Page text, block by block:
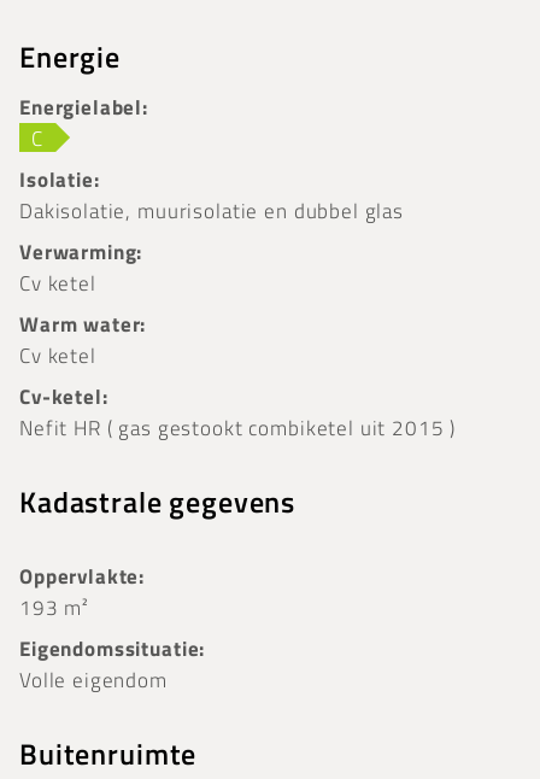
Energie
Energielabel:
C
Isolatie:
Dakisolatie, muurisolatie en dubbel glas
Verwarming:
Cv ketel
Warm water:
Cv ketel
Cv-ketel:
Nefit HR ( gas gestookt combiketel uit 2015 )
Kadastrale gegevens
Oppervlakte:
193 m²
Eigendomssituatie:
Volle eigendom
Buitenruimte